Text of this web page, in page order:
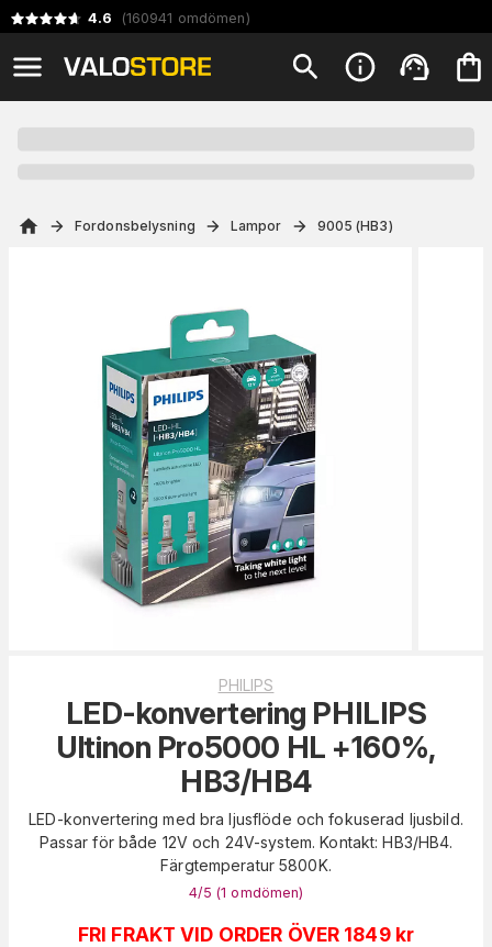
4.6 (160941 omdömen)
Fordonsbelysning Lampor 9005 (HB3)
PHILIPS
LED-konvertering PHILIPS
Ultinon Pro5000 HL +160%,
HB3/HB4
LED-konvertering med bra ljusflöde och fokuserad ljusbild.
Passar för både 12V och 24V-system. Kontakt: HB3/HB4.
Färgtemperatur 5800K.
4/5 (1 omdömen)
FRI FRAKT VID ORDER ÖVER 1849 kr